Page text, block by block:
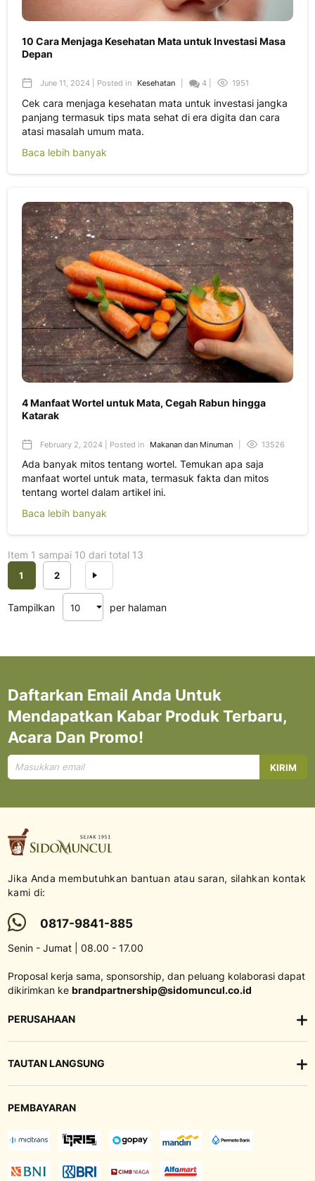
10 Cara Menjaga Kesehatan Mata untuk Investasi Masa
Depan
June 11, 2024 | Posted in Kesehatan 4 | 1951
Cek cara menjaga kesehatan mata untuk investasi jangka
panjang termasuk tips mata sehat di era digita dan cara
atasi masalah umum mata.
Baca lebih banyak
4 Manfaat Wortel untuk Mata, Cegah Rabun hingga
Katarak
February 2, 2024 | Posted in Makanan dan Minuman 13526
Ada banyak mitos tentang wortel. Temukan apa saja
manfaat wortel untuk mata, termasuk fakta dan mitos
tentang wortel dalam artikel ini.
Baca lebih banyak
Item 1 sampai 10 dari total 13
Halaman
Anda sedang membaca halaman
1 Halaman
2
Tampilkan per halaman
Daftarkan Email Anda Untuk
Mendapatkan Kabar Produk Terbaru,
Acara Dan Promo!
Mendaftar
untuk
KIRIM
Jika Anda membutuhkan bantuan atau saran, silahkan kontak
kami di:
0817-9841-885
Senin - Jumat | 08.00 - 17.00
Proposal kerja sama, sponsorship, dan peluang kolaborasi dapat
dikirimkan ke brandpartnership@sidomuncul.co.id
PERUSAHAAN
TAUTAN LANGSUNG
PEMBAYARAN